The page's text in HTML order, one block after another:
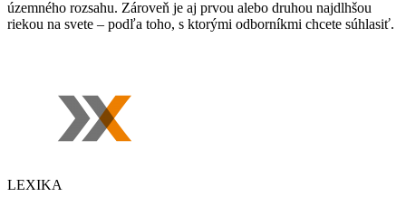
územného rozsahu. Zároveň je aj prvou alebo druhou najdlhšou
riekou na svete – podľa toho, s ktorými odborníkmi chcete súhlasiť.
LEXIKA